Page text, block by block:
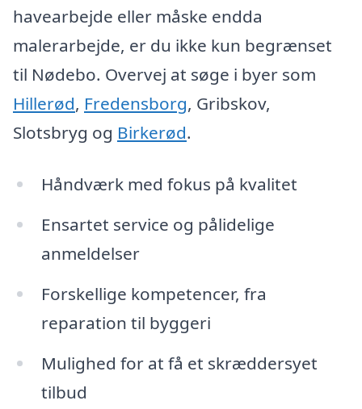
havearbejde eller måske endda
malerarbejde, er du ikke kun begrænset
til Nødebo. Overvej at søge i byer som
Hillerød, Fredensborg, Gribskov,
Slotsbryg og Birkerød.
Håndværk med fokus på kvalitet
Ensartet service og pålidelige
anmeldelser
Forskellige kompetencer, fra
reparation til byggeri
Mulighed for at få et skræddersyet
tilbud